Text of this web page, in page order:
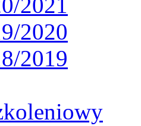
2020
2019